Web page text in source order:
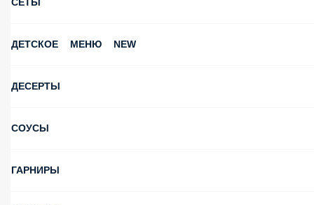
ДЕТСКОЕ МЕНЮ NEW
ДЕСЕРТЫ
СОУСЫ
ГАРНИРЫ